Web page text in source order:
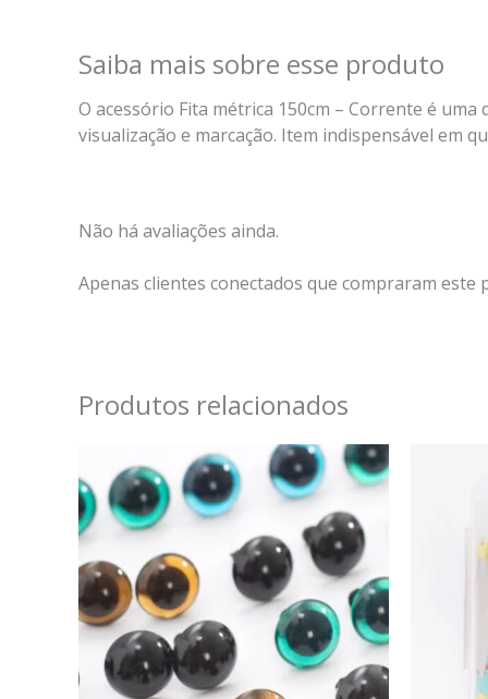
Saiba mais sobre esse produto
O acessório Fita métrica 150cm – Corrente é
visualização e marcação. Item indispensável em
Não há avaliações ainda.
Apenas clientes conectados que compraram
Produtos relacionados
Faixa
de
preço:
R$ 0,60
através
R$ 1,50